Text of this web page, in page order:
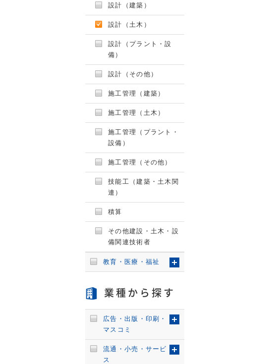
設計（建築）
設計（土木）
設計（プラント・設
備）
設計（その他）
施工管理（建築）
施工管理（土木）
施工管理（プラント・
設備）
施工管理（その他）
技能工（建築・土木関
連）
積算
その他建設・土木・設
備関連技術者
教育・医療・福祉
業種から探す
広告・出版・印刷・
マスコミ
流通・小売・サービ
ス